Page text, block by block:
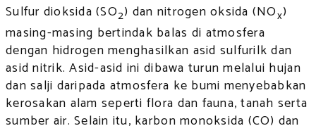
Sulfur dioksida (SO2) dan nitrogen oksida (NOx)
masing-masing bertindak balas di atmosfera
dengan hidrogen menghasilkan asid sulfurilk dan
asid nitrik. Asid-asid ini dibawa turun melalui hujan
dan salji daripada atmosfera ke bumi menyebabkan
kerosakan alam seperti flora dan fauna, tanah serta
sumber air. Selain itu, karbon monoksida (CO) dan